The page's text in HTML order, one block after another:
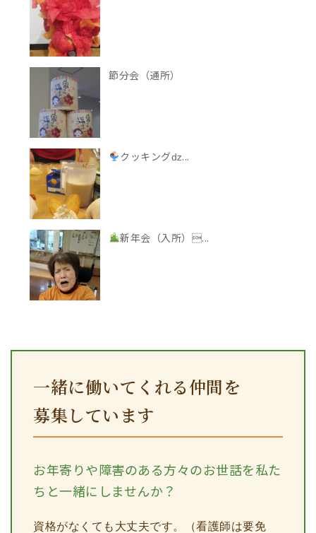
節分会（通所）
クッキングǳ...
新年会（入所）...
一緒に働いてくれる仲間を
募集しています
お年寄りや障害のある方々のお世話を私た
ちと一緒にしませんか？
資格がなくても大丈夫です。（看護師は要免